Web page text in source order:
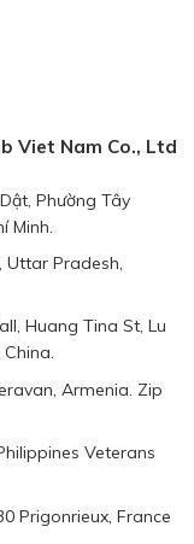
Viet Nam Co., Ltd
Phường Tây
Minh.
Uttar Pradesh,
Huang Tina St, Lu
China.
Armenia. Zip
Veterans
Prigonrieux, France